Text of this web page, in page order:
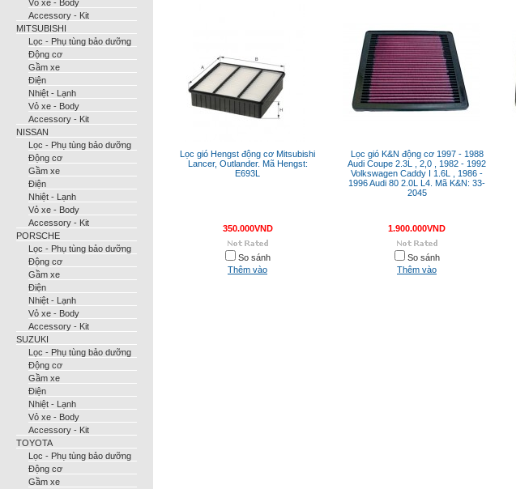
Vỏ xe - Body
Accessory - Kit
MITSUBISHI
Lọc - Phụ tùng bảo dưỡng
Động cơ
Gầm xe
Điện
Nhiệt - Lạnh
Vỏ xe - Body
Accessory - Kit
NISSAN
Lọc - Phụ tùng bảo dưỡng
Động cơ
Gầm xe
Điện
Nhiệt - Lạnh
Vỏ xe - Body
Accessory - Kit
PORSCHE
Lọc - Phụ tùng bảo dưỡng
Động cơ
Gầm xe
Điện
Nhiệt - Lạnh
Vỏ xe - Body
Accessory - Kit
SUZUKI
Lọc - Phụ tùng bảo dưỡng
Động cơ
Gầm xe
Điện
Nhiệt - Lạnh
Vỏ xe - Body
Accessory - Kit
TOYOTA
Lọc - Phụ tùng bảo dưỡng
Động cơ
Gầm xe
Lọc gió Hengst động cơ Mitsubishi
Lancer, Outlander. Mã Hengst:
E693L
350.000VND
So sánh
Thêm vào
Lọc gió K&N động cơ 1997 - 1988
Audi Coupe 2.3L , 2,0 , 1982 - 1992
Volkswagen Caddy I 1.6L , 1986 -
1996 Audi 80 2.0L L4. Mã K&N: 33-
2045
1.900.000VND
So sánh
Thêm vào